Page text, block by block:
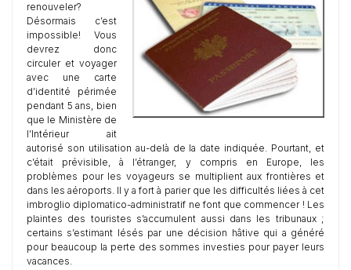
renouveler?
Désormais c’est
impossible! Vous
devrez donc
circuler et voyager
avec une carte
d’identité périmée
pendant 5 ans, bien
que le Ministère de
l’Intérieur ait
autorisé son utilisation au-delà de la date indiquée. Pourtant, et
c’était prévisible, à l’étranger, y compris en Europe, les
problèmes pour les voyageurs se multiplient aux frontières et
dans les aéroports. Il y a fort à parier que les difficultés liées à cet
imbroglio diplomatico-administratif ne font que commencer ! Les
plaintes des touristes s’accumulent aussi dans les tribunaux ;
certains s’estimant lésés par une décision hâtive qui a généré
pour beaucoup la perte des sommes investies pour payer leurs
vacances.